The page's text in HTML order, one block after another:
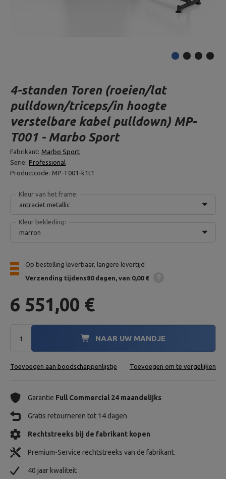
4-standen Toren (roeien/lat
pulldown/triceps/in hoogte
verstelbare kabel pulldown) MP-
T001 - Marbo Sport
Fabrikant: Marbo Sport
Serie: Professional
Productcode: MP-T001-k1t1
Kleur van het frame:
antraciet metallic
Kleur bekleding:
marron
Op bestelling leverbaar, langere levertijd
Verzending tijdens80 dagen van 0,00 €
6 551,00 €
NAAR UW MANDJE
Toevoegen aan boodschappenlijstje Toevoegen om te vergelijken
Garantie Full Commercial 24 maandelijks
Gratis retourneren tot 14 dagen
Rechtstreeks bij de fabrikant kopen
Premium-Service rechtstreeks van de fabrikant.
40 jaar kwaliteit